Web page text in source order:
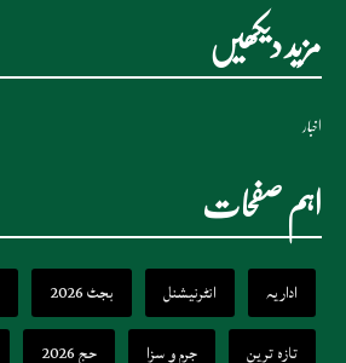
مزید دیکھیں
اخبار
اہم صفحات
اداریہ انٹرنیشنل بجٹ 2026
تازہ ترین
جرم و سزا حج 2026